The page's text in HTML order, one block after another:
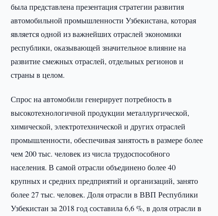
была представлена презентация стратегии развития
автомобильной промышленности Узбекистана, которая
является одной из важнейших отраслей экономики
республики, оказывающей значительное влияние на
развитие смежных отраслей, отдельных регионов и
страны в целом.
Спрос на автомобили генерирует потребность в
высокотехнологичной продукции металлургической,
химической, электротехнической и других отраслей
промышленности, обеспечивая занятость в размере более
чем 200 тыс. человек из числа трудоспособного
населения. В самой отрасли объединено более 40
крупных и средних предприятий и организаций, занято
более 27 тыс. человек. Доля отрасли в ВВП Республики
Узбекистан за 2018 год составила 6,6 %, в доля отрасли в